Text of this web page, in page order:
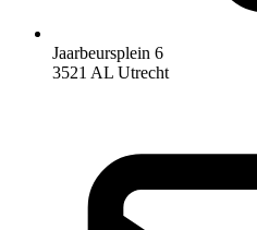
Jaarbeursplein 6
3521 AL Utrecht